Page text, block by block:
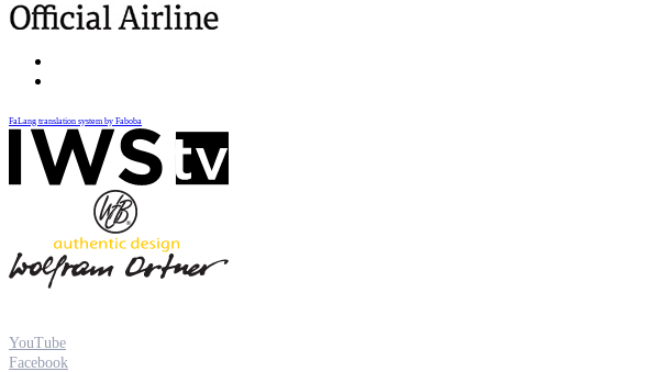
FaLang translation system by Faboba
YouTube
Facebook